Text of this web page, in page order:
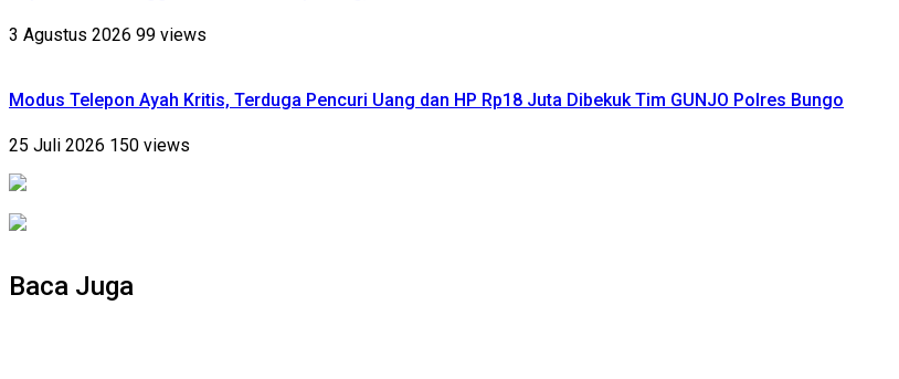
3 Agustus 2026 99 views
Modus Telepon Ayah Kritis, Terduga Pencuri Uang dan HP Rp18 Juta Dibekuk Tim GUNJO Polres Bungo
25 Juli 2026 150 views
Baca Juga